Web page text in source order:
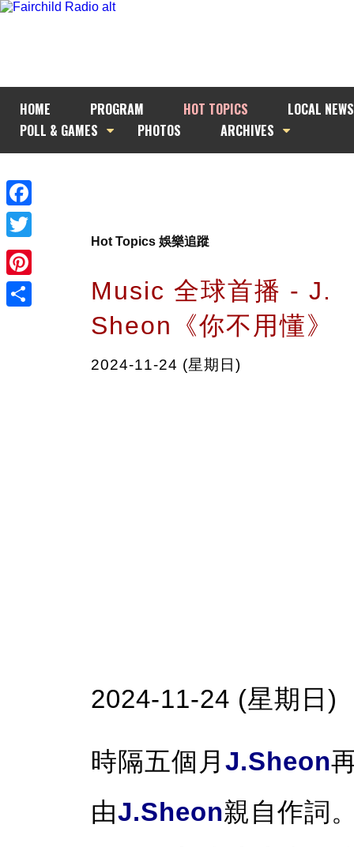
HOME PROGRAM HOT TOPICS
LOCAL NEWS
POLL & GAMES
PHOTOS ARCHIVES
Facebook
Twitter
Pinterest
Hot Topics 娛樂追蹤
Music 全球首播 - J.
Sheon《你不用懂》
2024-11-24 (星期日)
2024-11-24 (星期日)
時隔五個月 J.Sheon
由J.Sheon親自作詞